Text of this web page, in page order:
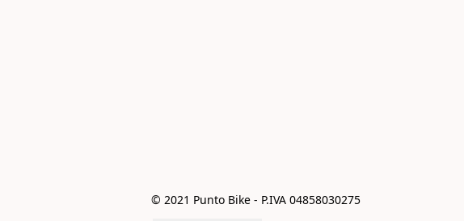
© 2021 Punto Bike - P.IVA 04858030275